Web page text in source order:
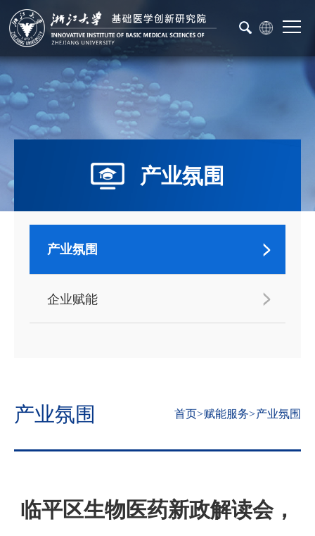
产业氛围
产业氛围
企业赋能
产业氛围 首页>赋能服务>产业氛围
临平区生物医药新政解读会，